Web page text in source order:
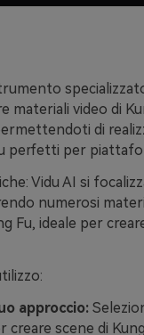
materiali video di
di
perfetti per
Vidu AI si
numerosi
Fu, ideale per
approccio:
creare scene di